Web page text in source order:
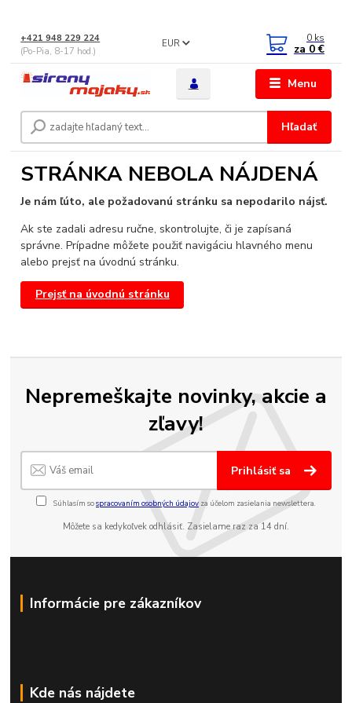
Menu
EUR
Hľadať
+421 948 229 224
(Po-Pia, 8-17 hod.)
0 ks
za 0 €
STRÁNKA NEBOLA NÁJDENÁ
Je nám ľúto, ale požadovanú stránku sa nepodarilo nájsť.
Ak ste zadali adresu ručne, skontrolujte, či je zapísaná
správne. Prípadne môžete použiť navigáciu hlavného menu
alebo prejsť na úvodnú stránku.
Prejsť na úvodnú stránku
Nepremeškajte novinky, akcie a
zľavy!
Prihlásiť sa
Súhlasím sospracovaním osobných údajovza účelom zasielania newslettera.
Môžete sa kedykoľvek odhlásiť. Zasielame raz za 14 dní.
Informácie pre zákazníkov
Kde nás nájdete